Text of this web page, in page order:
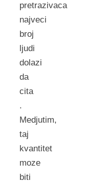
pretrazivaca
najveci
broj
ljudi
dolazi
da
cita
.
Medjutim,
taj
kvantitet
moze
biti